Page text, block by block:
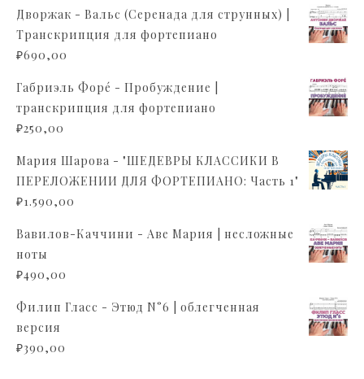
Дворжак - Вальс (Серенада для струнных) |
Транскрипция для фортепиано
₽690,00
Габриэль Форé - Пробуждение |
транскрипция для фортепиано
₽250,00
Мария Шарова - "ШЕДЕВРЫ КЛАССИКИ В
ПЕРЕЛОЖЕНИИ ДЛЯ ФОРТЕПИАНО: Часть 1"
₽1.590,00
Вавилов-Каччини - Аве Мария | несложные
ноты
₽490,00
Филип Гласс - Этюд N°6 | облегченная
версия
₽390,00